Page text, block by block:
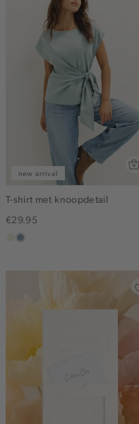
new arrival
T-shirt met knoopdetail
€29.95
ecrudusty